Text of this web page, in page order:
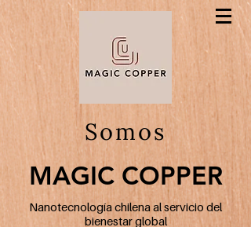
Somos
MAGIC COPPER
MAGIC COPPER
Nanotecnología chilena al servicio del
bienestar global